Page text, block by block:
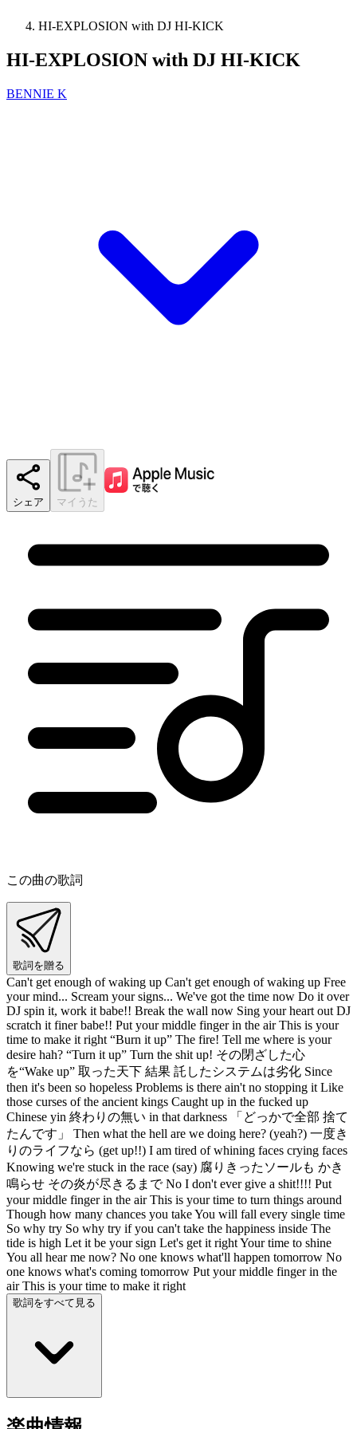
HI-EXPLOSION with DJ HI-KICK
HI-EXPLOSION with DJ HI-KICK
BENNIE K
シェア マイうた
この曲の歌詞
歌詞を贈る
Can't get enough of waking up Can't get enough of waking up Free
your mind... Scream your signs... We've got the time now Do it over
DJ spin it, work it babe!! Break the wall now Sing your heart out DJ
scratch it finer babe!! Put your middle finger in the air This is your
time to make it right “Burn it up” The fire! Tell me where is your
desire hah? “Turn it up” Turn the shit up! その閉ざした心
を“Wake up” 取った天下 結果 託したシステムは劣化 Since
then it's been so hopeless Problems is there ain't no stopping it Like
those curses of the ancient kings Caught up in the fucked up
Chinese yin 終わりの無い in that darkness 「どっかで全部 捨て
たんです」 Then what the hell are we doing here? (yeah?) 一度き
りのライフなら (get up!!) I am tired of whining faces crying faces
Knowing we're stuck in the race (say) 腐りきったソールも かき
鳴らせ その炎が尽きるまで No I don't ever give a shit!!!! Put
your middle finger in the air This is your time to turn things around
Though how many chances you take You will fall every single time
So why try So why try if you can't take the happiness inside The
tide is high Let it be your sign Let's get it right Your time to shine
You all hear me now? No one knows what'll happen tomorrow No
one knows what's coming tomorrow Put your middle finger in the
air This is your time to make it right
歌詞をすべて見る